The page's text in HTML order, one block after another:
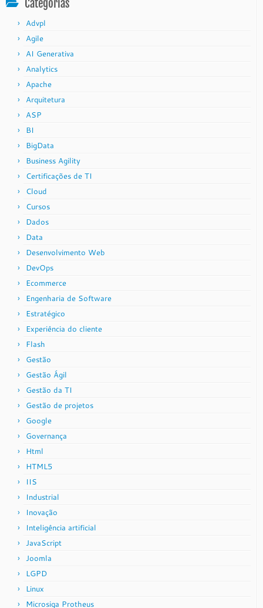
Categorias
Advpl
Agile
AI Generativa
Analytics
Apache
Arquitetura
ASP
BI
BigData
Business Agility
Certificações de TI
Cloud
Cursos
Dados
Data
Desenvolvimento Web
DevOps
Ecommerce
Engenharia de Software
Estratégico
Experiência do cliente
Flash
Gestão
Gestão Ágil
Gestão da TI
Gestão de projetos
Google
Governança
Html
HTML5
IIS
Industrial
Inovação
Inteligência artificial
JavaScript
Joomla
LGPD
Linux
Microsiga Protheus